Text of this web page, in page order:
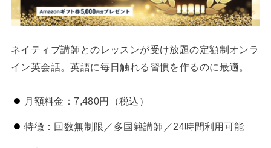
ネイティブ講師とのレッスンが受け放題の定額制オンラ
イン英会話。英語に毎日触れる習慣を作るのに最適。
月額料金：7,480円（税込）
特徴：回数無制限／多国籍講師／24時間利用可能